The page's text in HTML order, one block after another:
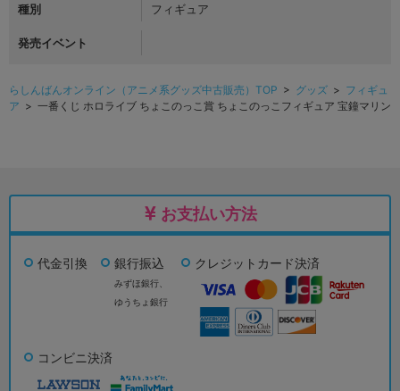
種別 フィギュア
発売イベント
らしんばんオンライン（アニメ系グッズ中古販売）TOP > グッズ > フィギュ
ア > 一番くじ ホロライブ ちょこのっこ賞 ちょこのっこフィギュア 宝鐘マリン
お支払い方法
代金引換 銀行振込
みずほ銀行、
ゆうちょ銀行
クレジットカード決済
コンビニ決済